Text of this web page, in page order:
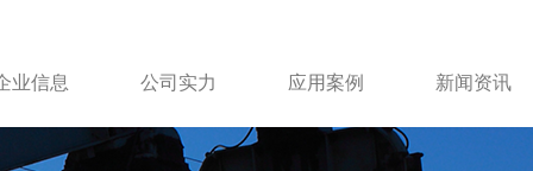
业信息 公司实力 应用案例 新闻资讯